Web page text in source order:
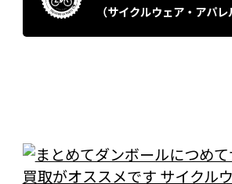
（サイクルウェア・アパレ